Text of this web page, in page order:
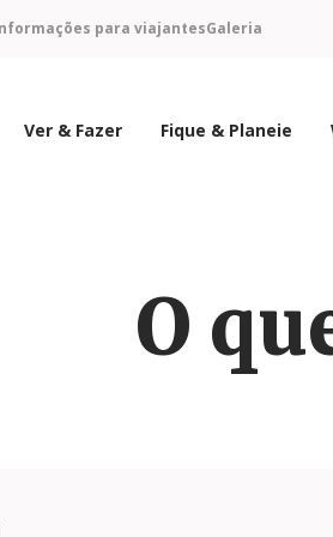
para viajantesGaleria
Ver & Fazer Fique & Planeie
O